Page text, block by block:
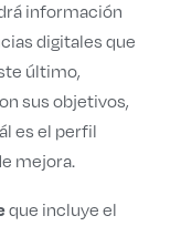
información
digitales que
último,
sus objetivos,
es el perfil
mejora.
que incluye el